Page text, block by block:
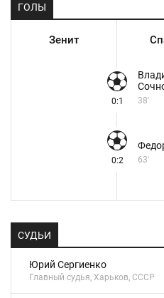
ГОЛЫ
Зенит
0:1 38'
0:2 63'
СУДЬИ
Юрий Сергиенко
Главный судья, Харьков, СССР